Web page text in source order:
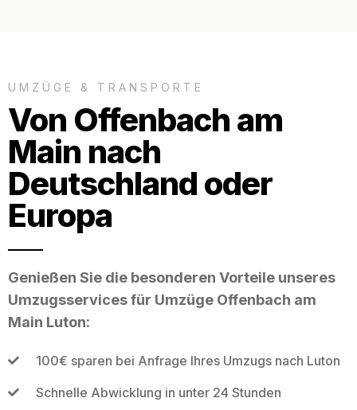
UMZÜGE & TRANSPORTE
Von Offenbach am
Main nach
Deutschland oder
Europa
Genießen Sie die besonderen Vorteile unseres
Umzugsservices für Umzüge Offenbach am
Main Luton:
100€ sparen bei Anfrage Ihres Umzugs nach Luton
Schnelle Abwicklung in unter 24 Stunden